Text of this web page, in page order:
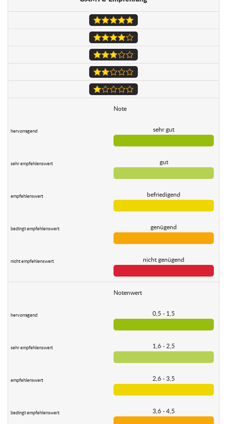
Note
sehr gut
gut
befriedigend
genügend
nicht genügend
Notenwert
0,5 - 1,5
1,6 - 2,5
2,6 - 3,5
3,6 - 4,5